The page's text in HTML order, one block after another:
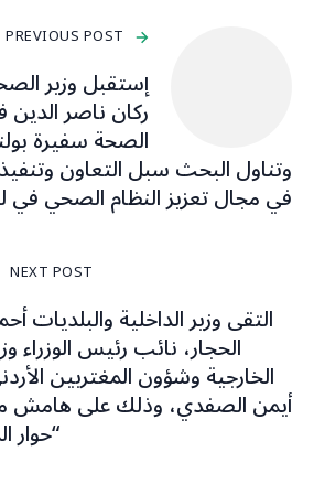
PREVIOUS POST
إستقبل وزير
ركان ناصر
الصحة سفيرة
وتناول البحث سبل التعاون
في مجال تعزيز النظام الصحي في
NEXT POST
التقى وزير الداخلية والبلديات
الحجار، نائب رئيس الوزراء
الخارجية وشؤون المغتربين
أيمن الصفدي، وذلك على هامش
“حوار